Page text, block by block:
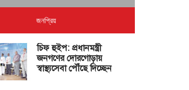
জনপ্রিয়
চিফ হুইপ: প্রধানমন্ত্রী
জনগণের দোরগোড়ায়
স্বাস্থ্যসেবা পৌঁছে দিচ্ছেন